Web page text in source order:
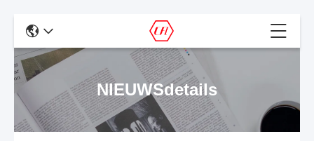
NIEUWSdetails